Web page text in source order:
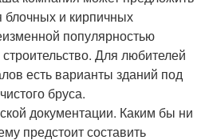
и кирпичных
популярностью
строительство. Для любителей
есть варианты зданий под
бруса.
документации. Каким бы ни
предстоит составить